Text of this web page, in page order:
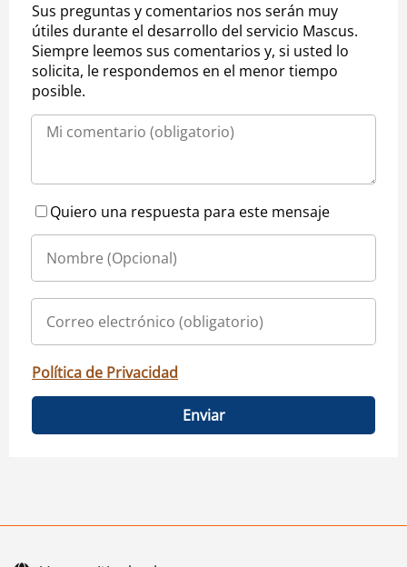
Sus preguntas y comentarios nos serán muy
útiles durante el desarrollo del servicio Mascus.
Siempre leemos sus comentarios y, si usted lo
solicita, le respondemos en el menor tiempo
posible.
Quiero una respuesta para este mensaje
Política de Privacidad
Enviar